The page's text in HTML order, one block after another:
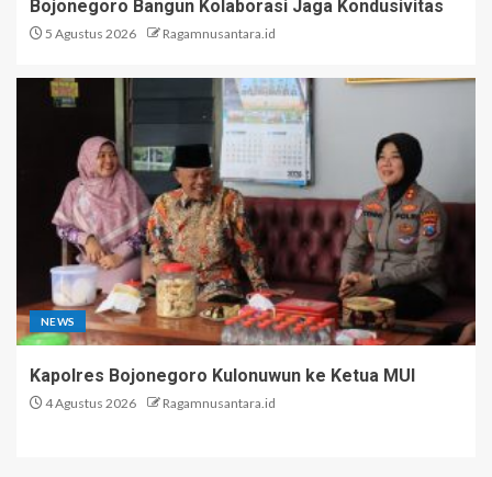
Bojonegoro Bangun Kolaborasi Jaga Kondusivitas
5 Agustus 2026 Ragamnusantara.id
NEWS
Kapolres Bojonegoro Kulonuwun ke Ketua MUI
4 Agustus 2026 Ragamnusantara.id